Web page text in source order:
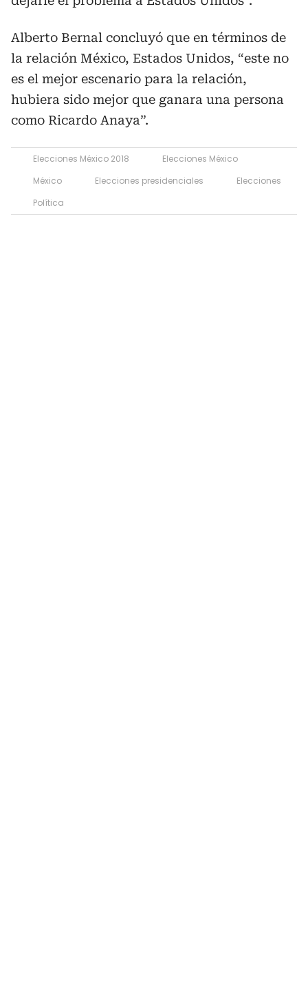
Alberto Bernal concluyó que en términos de
la relación México, Estados Unidos, “este no
es el mejor escenario para la relación,
hubiera sido mejor que ganara una persona
como Ricardo Anaya”.
Elecciones México 2018
Elecciones México
México
Elecciones presidenciales
Elecciones
Política